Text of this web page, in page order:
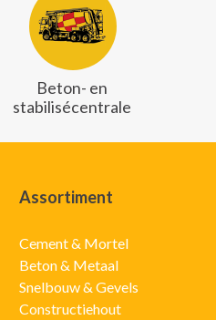
Beton- en
stabilisécentrale
Assortiment
Cement & Mortel
Beton & Metaal
Snelbouw & Gevels
Constructiehout